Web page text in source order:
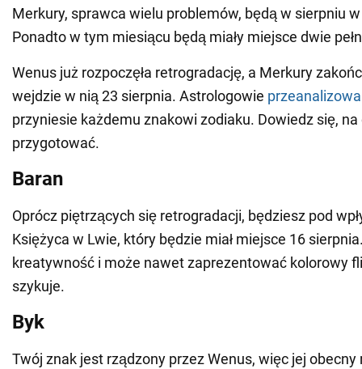
Merkury, sprawca wielu problemów, będą w sierpniu
Ponadto w tym miesiącu będą miały miejsce dwie
Wenus już rozpoczęła retrogradację, a Merkury
wejdzie w nią 23 sierpnia. Astrologowie
przyniesie każdemu znakowi zodiaku. Dowiedz się, na
przygotować.
Baran
Oprócz piętrzących się retrogradacji, będziesz pod
Księżyca w Lwie, który będzie miał miejsce 16
kreatywność i może nawet zaprezentować kolorowy
szykuje.
Byk
Twój znak jest rządzony przez Wenus, więc jej